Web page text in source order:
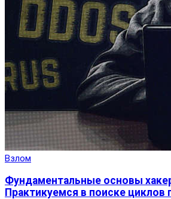
Взлом
Фундаментальные основы
Практикуемся в поиске циклов